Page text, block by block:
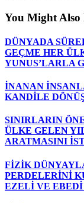
You Might Also
DÜNYADA
GEÇME HER
YUNUS’LARLA
İNANAN
KANDİLE
SINIRLARIN
ÜLKE GELEN
ARATMASINI
FİZİK
PERDELERİNİ
EZELİ VE